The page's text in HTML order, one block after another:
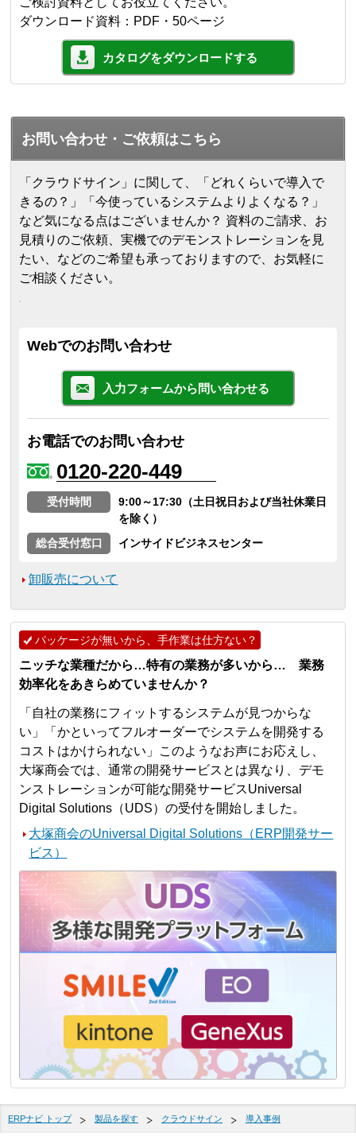
ダウンロード資料：PDF・50ページ
カタログをダウンロードする
お問い合わせ・ご依頼はこちら
「クラウドサイン」に関して、「どれくらいで導入で
きるの？」「今使っているシステムよりよくなる？」
など気になる点はございませんか？ 資料のご請求、お
見積りのご依頼、実機でのデモンストレーションを見
たい、などのご希望も承っておりますので、お気軽に
ご相談ください。
Webでのお問い合わせ
入力フォームから問い合わせる
お電話でのお問い合わせ
0120-220-449
受付時間
9:00～17:30（土日祝日および当社休業日
を除く）
総合受付窓口
インサイドビジネスセンター
卸販売について
パッケージが無いから、手作業は仕方ない？
ニッチな業種だから…特有の業務が多いから… 業務
効率化をあきらめていませんか？
「自社の業務にフィットするシステムが見つからな
い」「かといってフルオーダーでシステムを開発する
コストはかけられない」このようなお声にお応えし、
大塚商会では、通常の開発サービスとは異なり、デモ
ンストレーションが可能な開発サービスUniversal
Digital Solutions（UDS）の受付を開始しました。
大塚商会のUniversal Digital Solutions（ERP開発サー
ビス）
ERPナビ トップ 製品を探す クラウドサイン 導入事例